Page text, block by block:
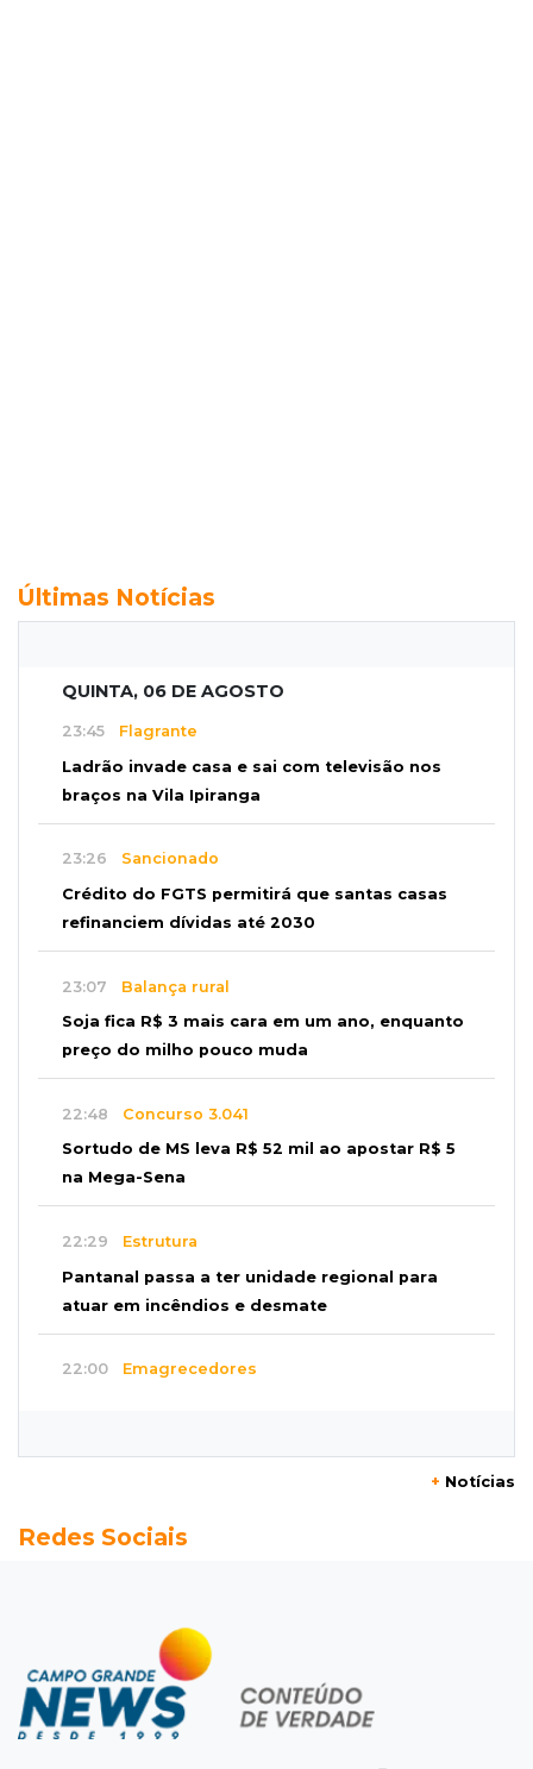
Últimas Notícias
QUINTA, 06 DE AGOSTO
23:45 Flagrante
Ladrão invade casa e sai com televisão nos
braços na Vila Ipiranga
23:26 Sancionado
Crédito do FGTS permitirá que santas casas
refinanciem dívidas até 2030
23:07 Balança rural
Soja fica R$ 3 mais cara em um ano, enquanto
preço do milho pouco muda
22:48 Concurso 3.041
Sortudo de MS leva R$ 52 mil ao apostar R$ 5
na Mega-Sena
22:29 Estrutura
Pantanal passa a ter unidade regional para
atuar em incêndios e desmate
22:00 Emagrecedores
Granizo danifica telhados e plantações
Agregado
Inter perde para o Corinthians mas avança às
quartas da Copa do Brasil
+ Notícias
Redes Sociais